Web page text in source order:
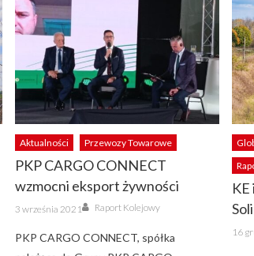
Aktualności Przewozy Towarowe
PKP CARGO CONNECT
wzmocni eksport żywności
Posted
on
3 września 2021 Author
Raport Kolejowy
PKP CARGO CONNECT, spółka
on
16